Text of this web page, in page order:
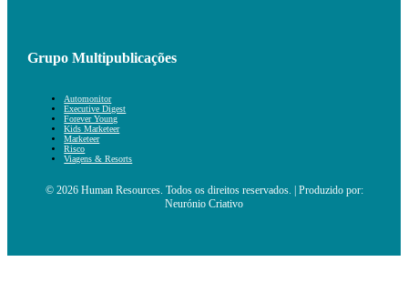
Grupo Multipublicações
Automonitor
Executive Digest
Forever Young
Kids Marketeer
Marketeer
Risco
Viagens & Resorts
© 2026 Human Resources. Todos os direitos reservados. | Produzido por:
Neurónio Criativo